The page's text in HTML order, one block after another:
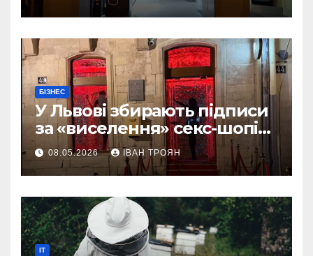
БІЗНЕС
У Львові збирають підписи
за «виселення» секс-шопів
із центру міста
08.05.2026 ІВАН ТРОЯН
IT